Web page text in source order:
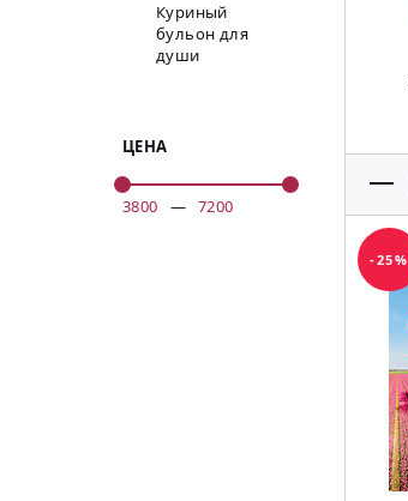
Куриный
бульон для
души
ЦЕНА
3800 — 7200
-25%